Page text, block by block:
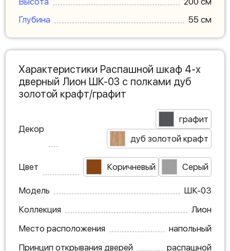
Глубина
55 см
Характеристики Распашной шкаф 4-х
дверный Лион ШК-03 с полками дуб
золотой крафт/графит
Декор
графит
дуб золотой крафт
Цвет Коричневый Серый
Модель
ШК-03
Коллекция
Лион
Место расположения
напольный
Принцип открывания дверей
распашной